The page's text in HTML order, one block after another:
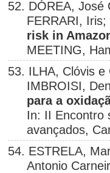
52. DÓREA, José
FERRARI,
risk in
MEETING,
53. ILHA, Clóvis
IMBROISI,
para a
In: II Encontro
avançados,
54. ESTRELA,
Antonio